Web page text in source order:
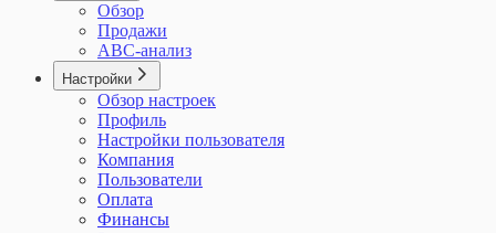
Обзор
Продажи
ABC-анализ
Настройки
Обзор настроек
Профиль
Настройки пользователя
Компания
Пользователи
Оплата
Финансы